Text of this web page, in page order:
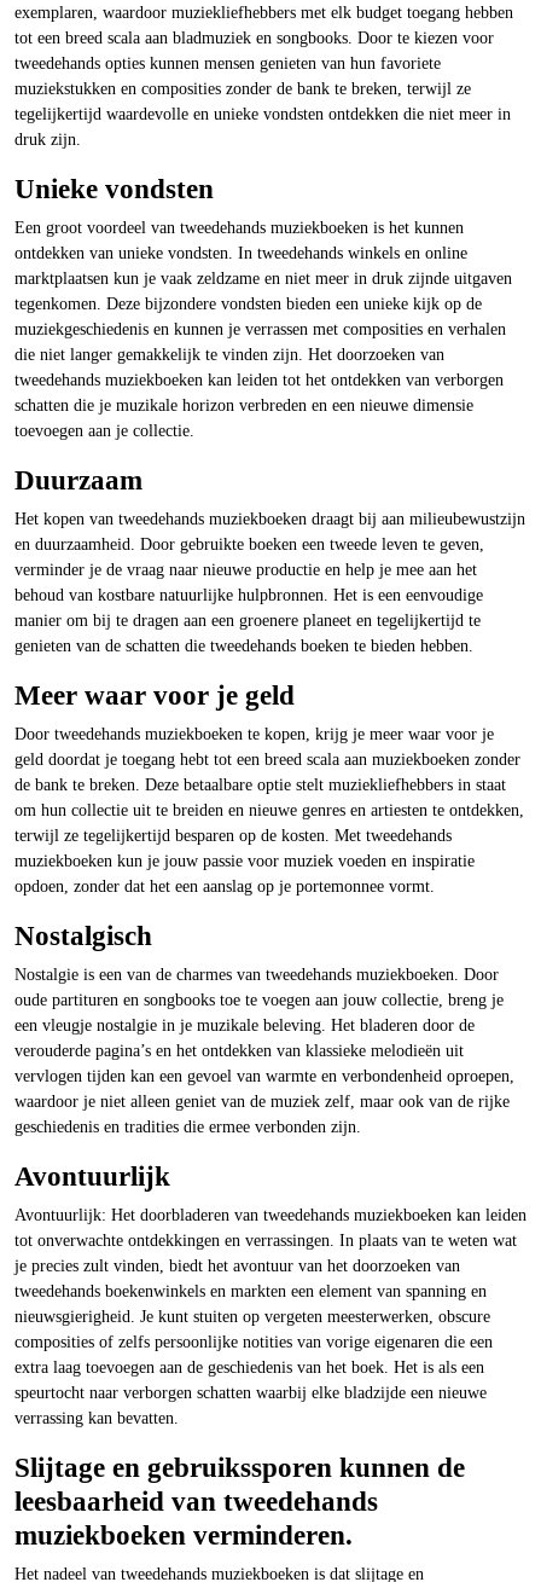
exemplaren, waardoor muziekliefhebbers met elk budget toegang hebben
tot een breed scala aan bladmuziek en songbooks. Door te kiezen voor
tweedehands opties kunnen mensen genieten van hun favoriete
muziekstukken en composities zonder de bank te breken, terwijl ze
tegelijkertijd waardevolle en unieke vondsten ontdekken die niet meer in
druk zijn.
Unieke vondsten
Een groot voordeel van tweedehands muziekboeken is het kunnen
ontdekken van unieke vondsten. In tweedehands winkels en online
marktplaatsen kun je vaak zeldzame en niet meer in druk zijnde uitgaven
tegenkomen. Deze bijzondere vondsten bieden een unieke kijk op de
muziekgeschiedenis en kunnen je verrassen met composities en verhalen
die niet langer gemakkelijk te vinden zijn. Het doorzoeken van
tweedehands muziekboeken kan leiden tot het ontdekken van verborgen
schatten die je muzikale horizon verbreden en een nieuwe dimensie
toevoegen aan je collectie.
Duurzaam
Het kopen van tweedehands muziekboeken draagt bij aan milieubewustzijn
en duurzaamheid. Door gebruikte boeken een tweede leven te geven,
verminder je de vraag naar nieuwe productie en help je mee aan het
behoud van kostbare natuurlijke hulpbronnen. Het is een eenvoudige
manier om bij te dragen aan een groenere planeet en tegelijkertijd te
genieten van de schatten die tweedehands boeken te bieden hebben.
Meer waar voor je geld
Door tweedehands muziekboeken te kopen, krijg je meer waar voor je
geld doordat je toegang hebt tot een breed scala aan muziekboeken zonder
de bank te breken. Deze betaalbare optie stelt muziekliefhebbers in staat
om hun collectie uit te breiden en nieuwe genres en artiesten te ontdekken,
terwijl ze tegelijkertijd besparen op de kosten. Met tweedehands
muziekboeken kun je jouw passie voor muziek voeden en inspiratie
opdoen, zonder dat het een aanslag op je portemonnee vormt.
Nostalgisch
Nostalgie is een van de charmes van tweedehands muziekboeken. Door
oude partituren en songbooks toe te voegen aan jouw collectie, breng je
een vleugje nostalgie in je muzikale beleving. Het bladeren door de
verouderde pagina’s en het ontdekken van klassieke melodieën uit
vervlogen tijden kan een gevoel van warmte en verbondenheid oproepen,
waardoor je niet alleen geniet van de muziek zelf, maar ook van de rijke
geschiedenis en tradities die ermee verbonden zijn.
Avontuurlijk
Avontuurlijk: Het doorbladeren van tweedehands muziekboeken kan leiden
tot onverwachte ontdekkingen en verrassingen. In plaats van te weten wat
je precies zult vinden, biedt het avontuur van het doorzoeken van
tweedehands boekenwinkels en markten een element van spanning en
nieuwsgierigheid. Je kunt stuiten op vergeten meesterwerken, obscure
composities of zelfs persoonlijke notities van vorige eigenaren die een
extra laag toevoegen aan de geschiedenis van het boek. Het is als een
speurtocht naar verborgen schatten waarbij elke bladzijde een nieuwe
verrassing kan bevatten.
Slijtage en gebruikssporen kunnen de
leesbaarheid van tweedehands
muziekboeken verminderen.
Het nadeel van tweedehands muziekboeken is dat slijtage en